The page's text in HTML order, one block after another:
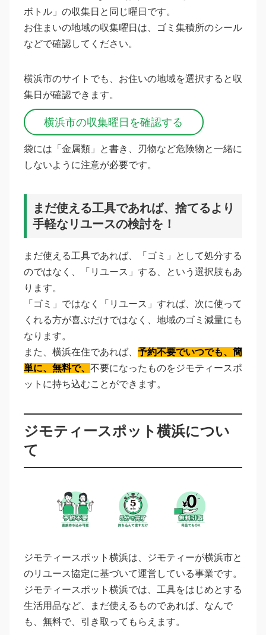
ボトル」の収集日と同じ曜日です。
お住まいの地域の収集曜日は、ゴミ集積所のシール
などで確認してください。
横浜市のサイトでも、お住いの地域を選択すると収
集日が確認できます。
横浜市の収集曜日を確認する
袋には「金属類」と書き、刃物など危険物と一緒に
しないように注意が必要です。
まだ使える工具であれば、捨てるより
手軽なリユースの検討を！
まだ使える工具であれば、「ゴミ」として処分する
のではなく、「リユース」する、という選択肢もあ
ります。
「ゴミ」ではなく「リユース」すれば、次に使って
くれる方が喜ぶだけではなく、地域のゴミ減量にも
なります。
また、横浜在住であれば、 予約不要でいつでも、簡
単に、無料で、 不要になったものをジモティースポ
ットに持ち込むことができます。
ジモティースポット横浜につい
て
ジモティースポット横浜は、ジモティーが横浜市と
のリユース協定に基づいて運営している事業です。
ジモティースポット横浜では、工具をはじめとする
生活用品など、まだ使えるものであれば、なんで
も、無料で、引き取ってもらえます。